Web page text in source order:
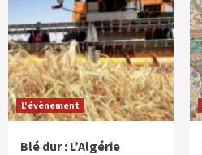
L'évènement
Blé dur : L’Algérie